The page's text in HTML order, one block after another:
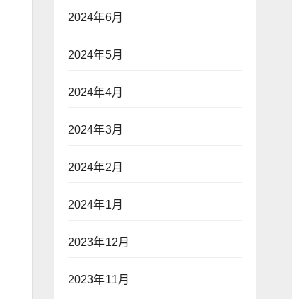
2024年6月
2024年5月
2024年4月
2024年3月
2024年2月
2024年1月
2023年12月
2023年11月